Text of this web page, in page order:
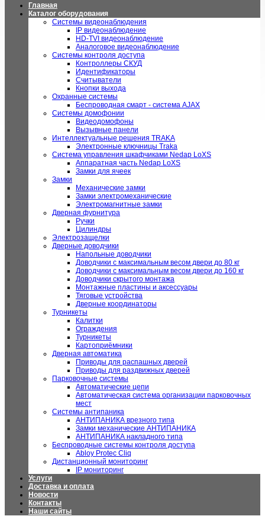
Главная
Каталог оборудования
Системы видеонаблюдения
IP видеонаблюдение
HD-TVI видеонаблюдение
Аналоговое видеонаблюдение
Системы контроля доступа
Контроллеры СКУД
Идентификаторы
Считыватели
Кнопки выхода
Охранные системы
Беспроводная смарт - система AJAX
Системы домофонии
Видеодомофоны
Вызывные панели
Интеллектуальные решения TRAKA
Электронные ключницы Traka
Система управления шкафчиками Nedap LoXS
Аппаратная часть Nedap LoXS
Замки для ячеек
Замки
Механические замки
Замки электромеханические
Электромагнитные замки
Дверная фурнитура
Ручки
Цилиндры
Электрозащелки
Дверные доводчики
Напольные доводчики
Доводчики с максимальным весом двери до 80 кг
Доводчики с максимальным весом двери до 160 кг
Доводчики скрытого монтажа
Монтажные пластины и аксессуары
Тяговые устройства
Дверные координаторы
Турникеты
Калитки
Ограждения
Турникеты
Картоприёмники
Дверная автоматика
Приводы для распашных дверей
Приводы для раздвижных дверей
Парковочные системы
Автоматические цепи
Автоматическая система организации парковочных
мест
Системы антипаника
АНТИПАНИКА врезного типа
Замки механические АНТИПАНИКА
АНТИПАНИКА накладного типа
Беспроводные системы контроля доступа
Abloy Protec Cliq
Дистанционный мониторинг
IP мониторинг
Услуги
Доставка и оплата
Новости
Контакты
Наши сайты